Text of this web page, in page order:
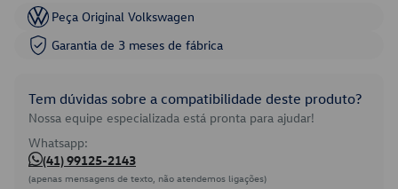
Peça Original Volkswagen
Garantia de 3 meses de fábrica
Tem dúvidas sobre a compatibilidade deste produto?
Nossa equipe especializada está pronta para ajudar!
Whatsapp:
(41) 99125-2143
(apenas mensagens de texto, não atendemos ligações)